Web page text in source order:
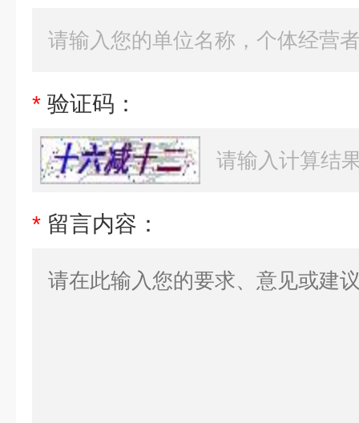
* 验证码：
* 留言内容：